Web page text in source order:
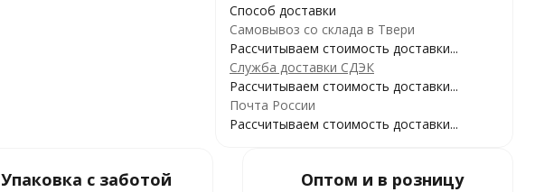
Способ доставки
Самовывоз со склада в Твери
Рассчитываем стоимость доставки...
Служба доставки СДЭК
Рассчитываем стоимость доставки...
Почта России
Рассчитываем стоимость доставки...
Упаковка с заботой Оптом и в розницу